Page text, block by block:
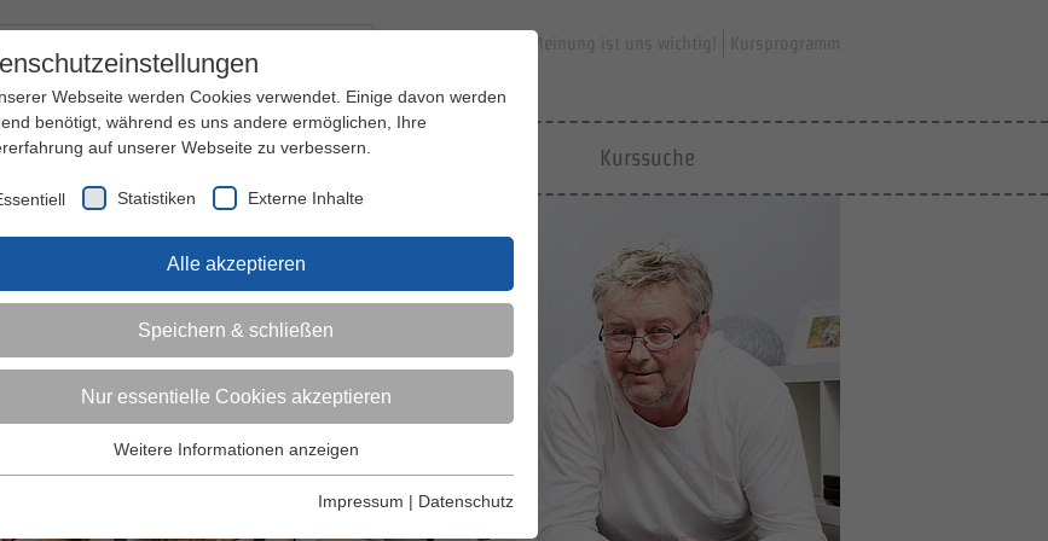
Ihre Meinung ist uns wichtig! Kursprogramm
Jugendliche Erwachsene Kurssuche
Webseite werden Cookies verwendet. Einige davon werden
benötigt, während es uns andere ermöglichen, Ihre
auf unserer Webseite zu verbessern.
Statistiken Externe Inhalte
Alle akzeptieren
Speichern & schließen
Nur essentielle Cookies akzeptieren
Cookies werden für grundlegende Funktionen der
Weitere Informationen anzeigen
Impressum | Datenschutz